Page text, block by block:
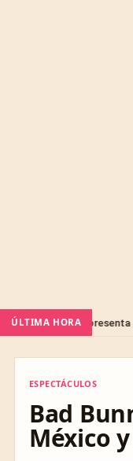
ÚLTIMA HORA
presenta
ESPECTÁCULOS
Bad
México